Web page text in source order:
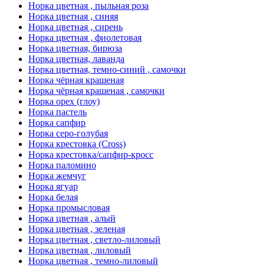
Норка цветная , пыльная роза
Норка цветная , синяя
Норка цветная , сирень
Норка цветная , фиолетовая
Норка цветная, бирюза
Норка цветная, лаванда
Норка цветная, темно-синий , самочки
Норка чёрная крашеная
Норка чёрная крашеная , самочки
Норка орех (глоу)
Норка пастель
Норка сапфир
Норка серо-голубая
Норка крестовка (Cross)
Норка крестовка/сапфир-кросс
Норка паломино
Норка жемчуг
Норка ягуар
Норка белая
Норка промысловая
Норка цветная , алый
Норка цветная , зеленая
Норка цветная , светло-лиловый
Норка цветная , лиловый
Норка цветная , темно-лиловый